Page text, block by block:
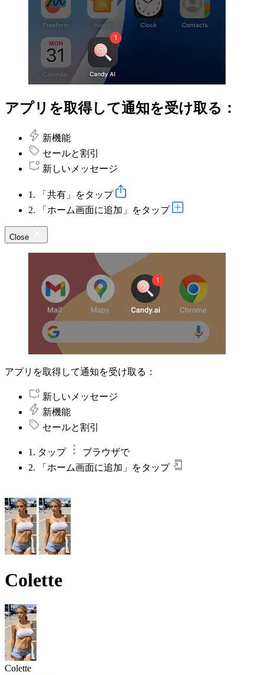
アプリを取得して通知を受け取る：
新機能
セールと割引
新しいメッセージ
1. 「共有」をタップ
2. 「ホーム画面に追加」をタップ
Close
アプリを取得して通知を受け取る：
新しいメッセージ
新機能
セールと割引
1. タップ
ブラウザで
2. 「ホーム画面に追加」をタップ
Colette
Colette